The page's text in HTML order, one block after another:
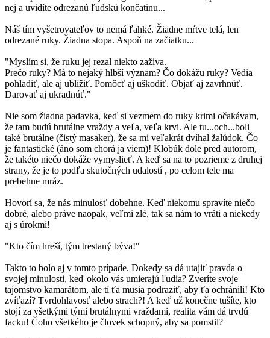
nej a uvidíte odrezanú ľudskú končatinu...
Náš tím vyšetrovateľov to nemá ľahké. Žiadne mŕtve telá, len
odrezané ruky. Žiadna stopa. Aspoň na začiatku...
"Myslím si, že ruku jej rezal niekto zaživa.
Prečo ruky? Má to nejaký hlbší význam? Čo dokážu ruky? Vedia
pohladiť, ale aj ublížiť. Pomôcť aj uškodiť. Objať aj zavrhnúť.
Darovať aj ukradnúť."
Nie som žiadna padavka, keď si vezmem do ruky krimi očakávam,
že tam budú brutálne vraždy a veľa, veľa krvi. Ale tu...och...boli
také brutálne (čistý masaker), že sa mi veľakrát dvíhal žalúdok. Čo
je fantastické (áno som chorá ja viem)! Klobúk dole pred autorom,
že takéto niečo dokáže vymyslieť. A keď sa na to pozrieme z druhej
strany, že je to podľa skutočných udalostí , po celom tele ma
prebehne mráz.
Hovorí sa, že nás minulosť dobehne. Keď niekomu spravíte niečo
dobré, alebo práve naopak, veľmi zlé, tak sa nám to vráti a niekedy
aj s úrokmi!
"Kto čím hreší, tým trestaný býva!"
Takto to bolo aj v tomto prípade. Dokedy sa dá utajiť pravda o
svojej minulosti, keď okolo vás umierajú ľudia? Zveríte svoje
tajomstvo kamarátom, ale tí ťa musia podraziť, aby ťa ochránili! Kto
zvíťazí? Tvrdohlavosť alebo strach?! A keď už konečne tušíte, kto
stojí za všetkými tými brutálnymi vraždami, realita vám dá trvdú
facku! Čoho všetkého je človek schopný, aby sa pomstil?